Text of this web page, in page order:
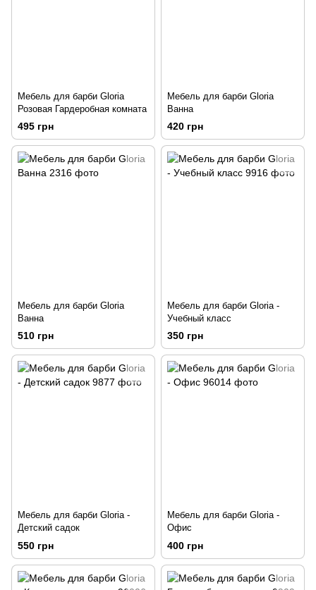
Мебель для барби Gloria
Розовая Гардеробная комната
495 грн
Мебель для барби Gloria
Ванна
420 грн
Мебель для барби Gloria
Ванна
510 грн
Мебель для барби Gloria -
Учебный класс
350 грн
Мебель для барби Gloria -
Детский садок
550 грн
Мебель для барби Gloria -
Офис
400 грн